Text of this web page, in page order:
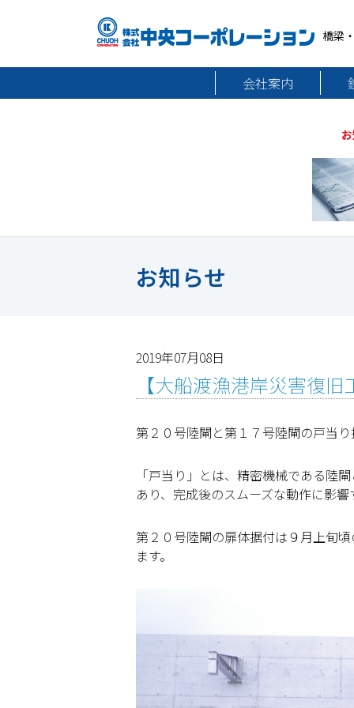
橋梁
会社案内
お知らせ
2019年07月08日
【大船渡漁港岸災害復
第２０号陸閘と第１７号陸閘の戸当
「戸当り」とは、精密機械である陸
あり、完成後のスムーズな動作に影
第２０号陸閘の扉体据付は９月上旬
ます。